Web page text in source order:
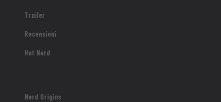
Trailer
Recensioni
Hot Nerd
Nerd Origins